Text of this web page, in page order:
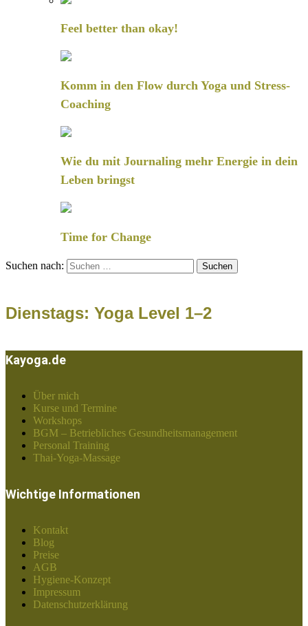
Feel better than okay!
Komm in den Flow durch Yoga und Stress-
Coaching
Wie du mit Journaling mehr Energie in dein
Leben bringst
Time for Change
Suchen nach:
Dienstags: Yoga Level 1–2
Kayoga.de
Über mich
Kurse und Termine
Workshops
BGM – Betriebliches Gesundheitsmanagement
Personal Training
Thai-Yoga-Massage
Wichtige Informationen
Kontakt
Blog
Preise
AGB
Hygiene-Konzept
Impressum
Datenschutzerklärung